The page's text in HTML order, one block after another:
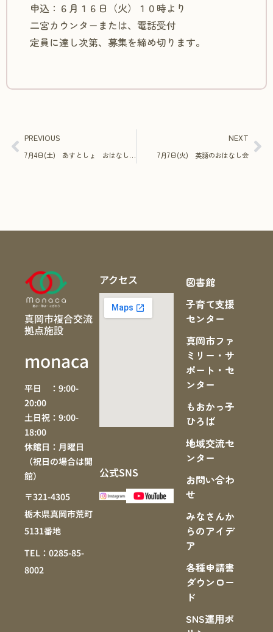
申込：６月１６日（火）１０時より
二宮カウンターまたは、電話受付
定員に達し次第、募集を締め切ります。
PREVIOUS
7月4日(土) あすとしょ おはなしリレー
NEXT
7月7日(火) 英語のおはなし会
真岡市複合交流
拠点施設
monaca
平日 ：9:00-
20:00
土日祝：9:00-
18:00
休館日：月曜日
（祝日の場合は開
館）
〒321-4305
栃木県真岡市荒町
5131番地
TEL：0285-85-
8002
アクセス
公式SNS
図書館
子育て支援
センター
真岡市ファ
ミリー・サ
ポート・セ
ンター
もおかっ子
ひろば
地域交流セ
ンター
お問い合わ
せ
みなさんか
らのアイデ
ア
各種申請書
ダウンロー
ド
SNS運⽤ポ